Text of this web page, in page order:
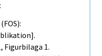
Figurbilaga 1.